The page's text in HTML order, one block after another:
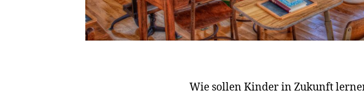
Wie sollen Kinder in Zukunft